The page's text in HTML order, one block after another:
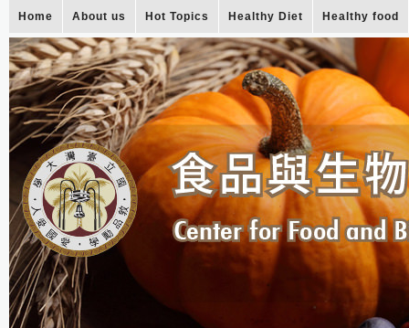
Home About us Hot Topics Healthy Diet Healthy food